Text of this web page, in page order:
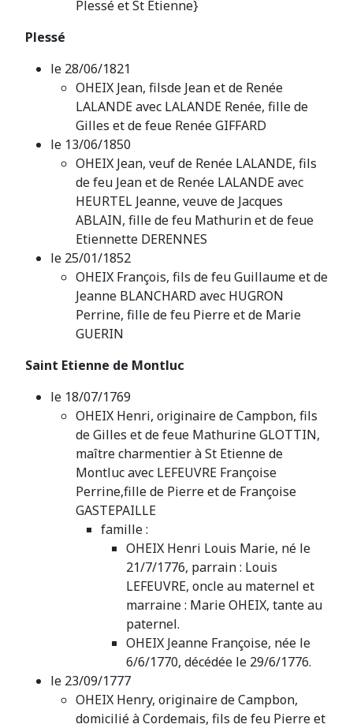
Plessé et St Etienne}
Plessé
le 28/06/1821
OHEIX Jean, filsde Jean et de Renée
LALANDE avec LALANDE Renée, fille de
Gilles et de feue Renée GIFFARD
le 13/06/1850
OHEIX Jean, veuf de Renée LALANDE, fils
de feu Jean et de Renée LALANDE avec
HEURTEL Jeanne, veuve de Jacques
ABLAIN, fille de feu Mathurin et de feue
Etiennette DERENNES
le 25/01/1852
OHEIX François, fils de feu Guillaume et de
Jeanne BLANCHARD avec HUGRON
Perrine, fille de feu Pierre et de Marie
GUERIN
Saint Etienne de Montluc
le 18/07/1769
OHEIX Henri, originaire de Campbon, fils
de Gilles et de feue Mathurine GLOTTIN,
maître charmentier à St Etienne de
Montluc avec LEFEUVRE Françoise
Perrine,fille de Pierre et de Françoise
GASTEPAILLE
famille :
OHEIX Henri Louis Marie, né le
21/7/1776, parrain : Louis
LEFEUVRE, oncle au maternel et
marraine : Marie OHEIX, tante au
paternel.
OHEIX Jeanne Françoise, née le
6/6/1770, décédée le 29/6/1776.
le 23/09/1777
OHEIX Henry, originaire de Campbon,
domicilié à Cordemais, fils de feu Pierre et